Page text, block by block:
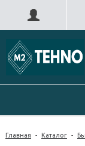
Главная - Каталог -